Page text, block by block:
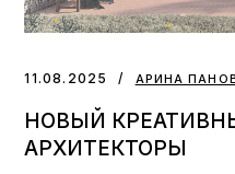
11.08.2025 АРИНА
НОВЫЙ
АРХИТЕКТОРЫ